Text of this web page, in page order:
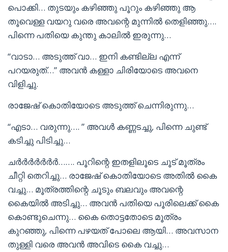
പൊക്കി… തുടയും കഴിഞ്ഞു പൂറും കഴിഞ്ഞു ആ
തൂവെള്ള വയറു വരെ അവന്റെ മുന്നിൽ തെളിഞ്ഞു….
പിന്നെ പതിയെ കുന്തു കാലിൽ ഇരുന്നു…
“വാടാ… അടുത്ത് വാ… ഇനി കണ്ടില്ല എന്ന്
പറയരുത്…” അവൻ കള്ളാ ചിരിയോടെ അവനെ
വിളിച്ചു.
രാജേഷ്‌ കൊതിയോടെ അടുത്ത് ചെന്നിരുന്നു…
“എടാ… വരുന്നു…. ” അവൾ കണ്ണടച്ചു, പിന്നെ ചുണ്ട്
കടിച്ചു പിടിച്ചു…
ചർർർർർർർ……. പൂറിന്റെ ഇതളിലൂടെ ചൂട് മൂത്രം
ചീറ്റി തെറിച്ചു… രാജേഷ്‌ കൊതിയോടെ അതിൽ കൈ
വച്ചു… മൂത്രത്തിന്റെ ചൂടും ബലവും അവന്റെ
കൈയിൽ അടിച്ചു… അവൻ പതിയെ പൂരിലെക്ക് കൈ
കൊണ്ടുചെന്നു… കൈ തൊട്ടതോടെ മൂത്രം
കുറഞ്ഞു, പിന്നെ പഴയത് പോലെ ആയി… അവസാന
തുള്ളി വരെ അവൻ അവിടെ കൈ വച്ചു…